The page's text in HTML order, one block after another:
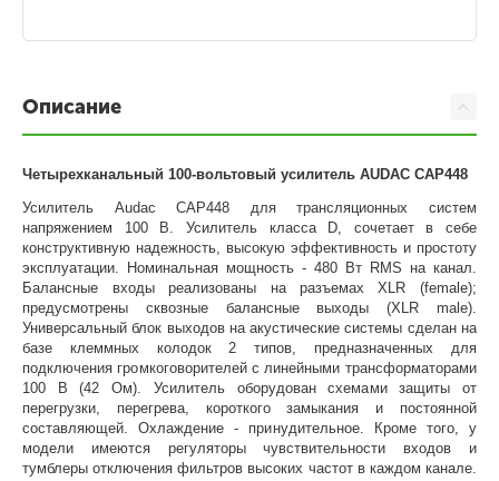
Описание
Четырехканальный 100-вольтовый усилитель AUDAC CAP448
Усилитель Audac CAP448 для трансляционных систем
напряжением 100 В. Усилитель класса D, сочетает в себе
конструктивную надежность, высокую эффективность и простоту
эксплуатации. Номинальная мощность - 480 Вт RMS на канал.
Балансные входы реализованы на разъемах XLR (female);
предусмотрены сквозные балансные выходы (XLR male).
Универсальный блок выходов на акустические системы сделан на
базе клеммных колодок 2 типов, предназначенных для
подключения громкоговорителей с линейными трансформаторами
100 В (42 Ом). Усилитель оборудован схемами защиты от
перегрузки, перегрева, короткого замыкания и постоянной
составляющей. Охлаждение - принудительное. Кроме того, у
модели имеются регуляторы чувствительности входов и
тумблеры отключения фильтров высоких частот в каждом канале.